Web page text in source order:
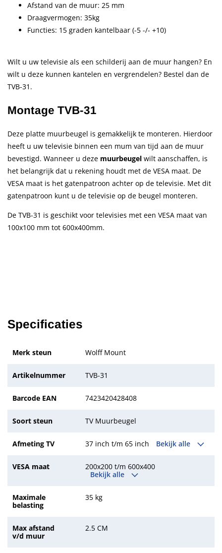
Specificaties
Merk steun Wolff Mount
Artikelnummer TVB-31
Barcode EAN 7423420428408
Soort steun TV Muurbeugel
Afmeting TV 37 inch t/m 65 inch Bekijk alle
VESA maat
200x200 t/m 600x400
Bekijk alle
Maximale
belasting
35 kg
Max afstand
v/d muur
2.5 CM
Afstand van de muur: 25 mm
Draagvermogen: 35kg
Functies: 15 graden kantelbaar (-5 -/- +10)
Wilt u uw televisie als een schilderij aan de muur hangen? En
wilt u deze kunnen kantelen en vergrendelen? Bestel dan de
TVB-31.
Montage TVB-31
Deze platte muurbeugel is gemakkelijk te monteren. Hierdoor
heeft u uw televisie binnen een mum van tijd aan de muur
bevestigd. Wanneer u deze muurbeugel wilt aanschaffen, is
het belangrijk dat u rekening houdt met de VESA maat. De
VESA maat is het gatenpatroon achter op de televisie. Met dit
gatenpatroon kunt u de televisie op de beugel monteren.
De TVB-31 is geschikt voor televisies met een VESA maat van
100x100 mm tot 600x400mm.